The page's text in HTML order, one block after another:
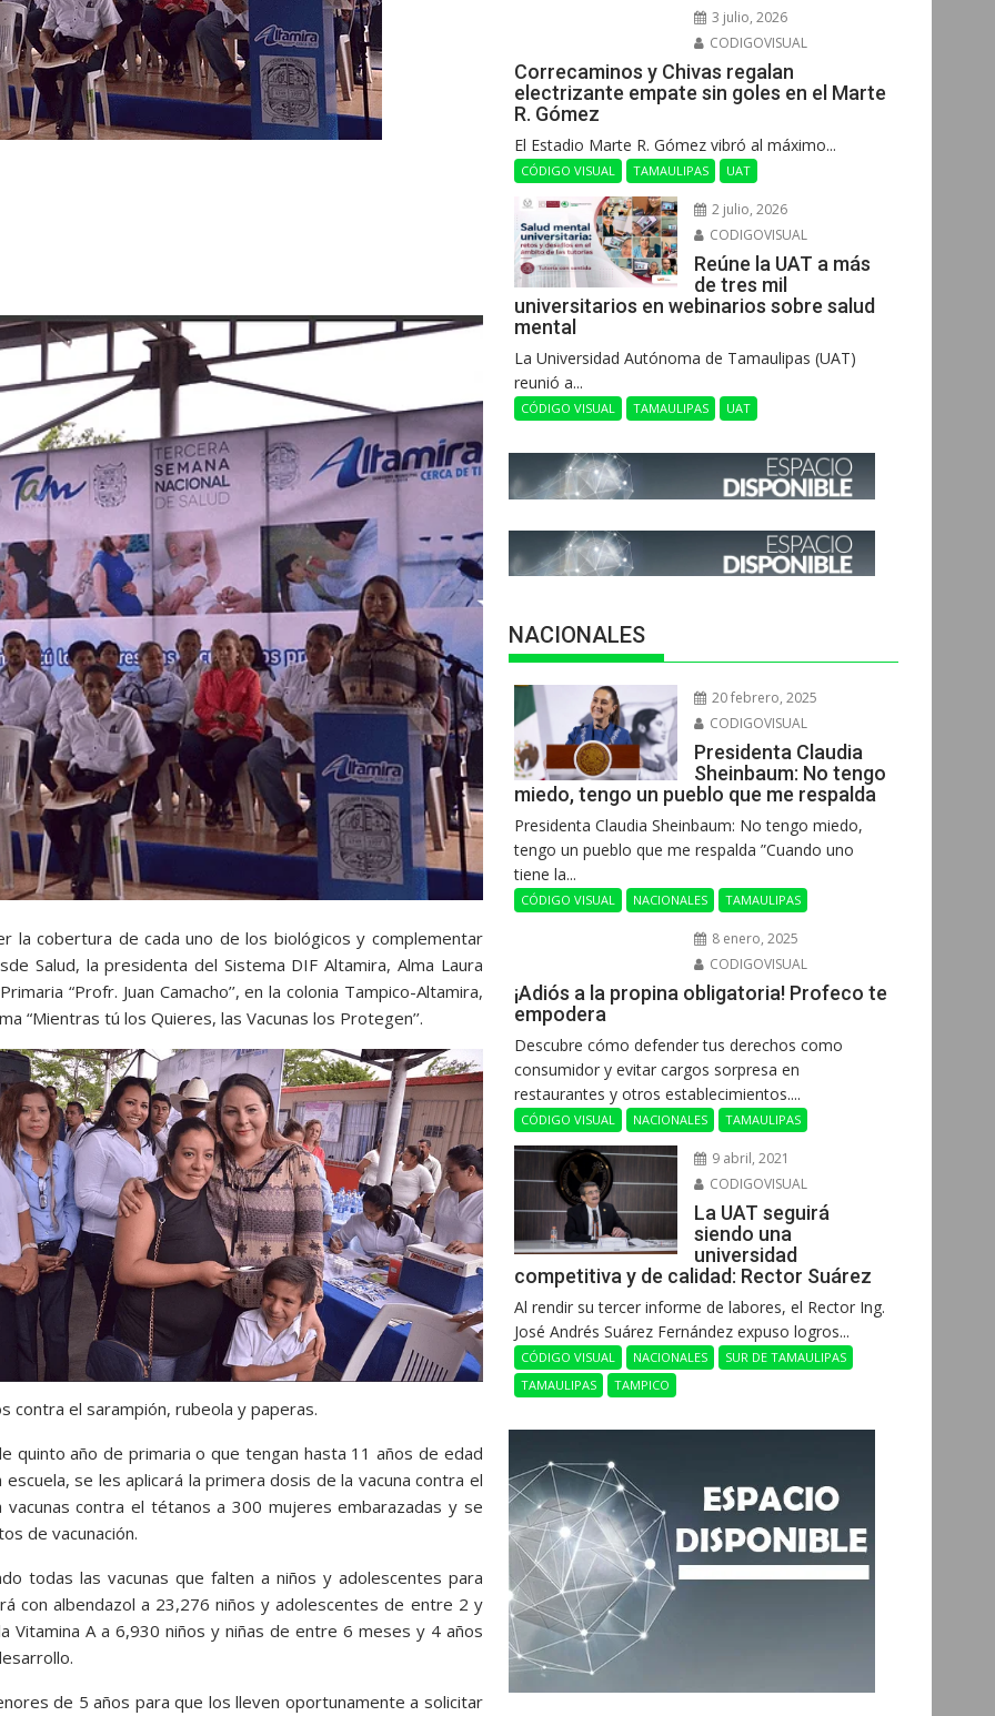
la cobertura de cada uno de los biológicos y complementar
Salud, la presidenta del Sistema DIF Altamira, Alma Laura
“Profr. Juan Camacho’’, en la colonia Tampico-Altamira,
“Mientras tú los Quieres, las Vacunas los Protegen’’.
contra el sarampión, rubeola y paperas.
quinto año de primaria o que tengan hasta 11 años de edad
se les aplicará la primera dosis de la vacuna contra el
vacunas contra el tétanos a 300 mujeres embarazadas y se
de vacunación.
todas las vacunas que falten a niños y adolescentes para
con albendazol a 23,276 niños y adolescentes de entre 2 y
Vitamina A a 6,930 niños y niñas de entre 6 meses y 4 años
de 5 años para que los lleven oportunamente a solicitar
3 julio, 2026
CODIGOVISUAL
Correcaminos y Chivas regalan
electrizante empate sin goles en el Marte
R. Gómez
El Estadio Marte R. Gómez vibró al máximo...
CÓDIGO VISUAL TAMAULIPAS UAT
2 julio, 2026
CODIGOVISUAL
Reúne la UAT a más
de tres mil
universitarios en webinarios sobre salud
mental
La Universidad Autónoma de Tamaulipas (UAT)
reunió a...
CÓDIGO VISUAL TAMAULIPAS UAT
NACIONALES
20 febrero, 2025
CODIGOVISUAL
Presidenta Claudia
Sheinbaum: No tengo
miedo, tengo un pueblo que me respalda
Presidenta Claudia Sheinbaum: No tengo miedo,
tengo un pueblo que me respalda ”Cuando uno
tiene la...
CÓDIGO VISUAL NACIONALES TAMAULIPAS
8 enero, 2025
CODIGOVISUAL
¡Adiós a la propina obligatoria! Profeco te
empodera
Descubre cómo defender tus derechos como
consumidor y evitar cargos sorpresa en
restaurantes y otros establecimientos....
CÓDIGO VISUAL NACIONALES TAMAULIPAS
9 abril, 2021
CODIGOVISUAL
La UAT seguirá
siendo una
universidad
competitiva y de calidad: Rector Suárez
Al rendir su tercer informe de labores, el Rector Ing.
José Andrés Suárez Fernández expuso logros...
CÓDIGO VISUAL NACIONALES
SUR DE TAMAULIPAS
TAMAULIPAS
TAMPICO